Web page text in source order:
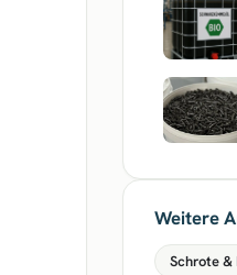
Weitere
Schrote &